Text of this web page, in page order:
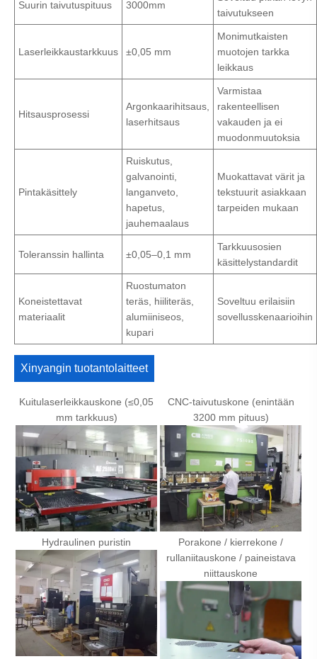
Suurin taivutuspituus 3000mm
taivutukseen
Laserleikkaustarkkuus ±0,05 mm
Monimutkaisten
muotojen tarkka
leikkaus
Hitsausprosessi
Argonkaarihitsaus,
laserhitsaus
Varmistaa
rakenteellisen
vakauden ja ei
muodonmuutoksia
Pintakäsittely
Ruiskutus,
galvanointi,
langanveto,
hapetus,
jauhemaalaus
Muokattavat värit ja
tekstuurit asiakkaan
tarpeiden mukaan
Toleranssin hallinta ±0,05–0,1 mm
Tarkkuusosien
käsittelystandardit
Koneistettavat
materiaalit
Ruostumaton
teräs, hiiliteräs,
alumiiniseos,
kupari
Soveltuu erilaisiin
sovellusskenaarioihin
Xinyangin tuotantolaitteet
Kuitulaserleikkauskone (≤0,05
mm tarkkuus)
CNC-taivutuskone (enintään
3200 mm pituus)
Hydraulinen puristin
Porakone / kierrekone /
rullaniitauskone / paineistava
niittauskone